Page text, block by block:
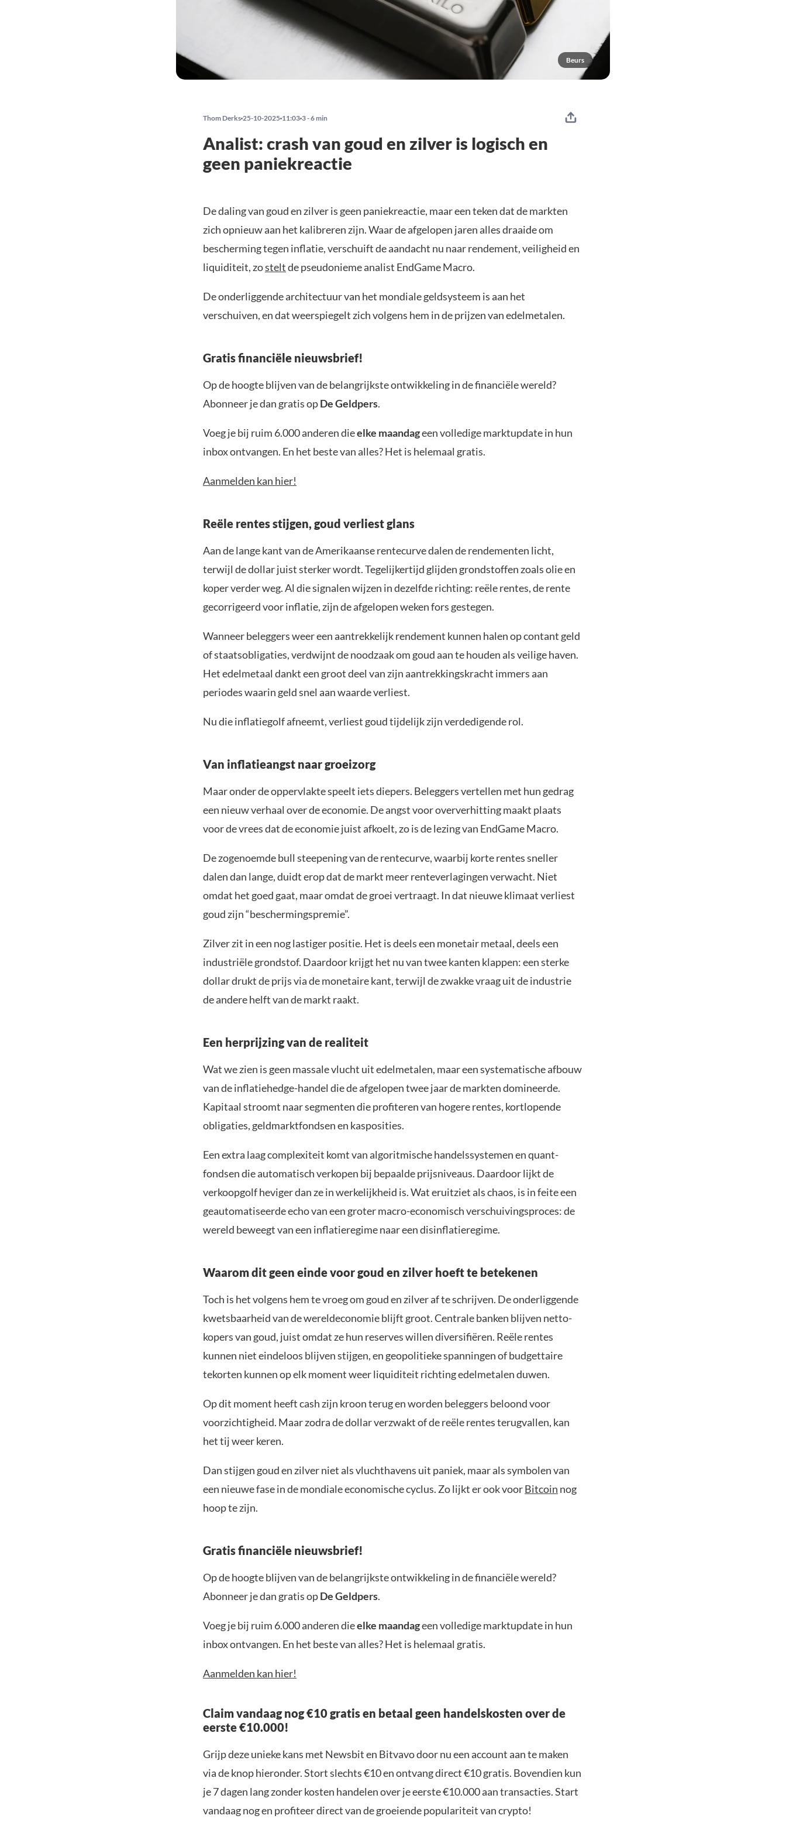
Beurs
Thom Derks 25-10-2025 11:03 3 - 6 min
Analist: crash van goud en zilver is logisch en
geen paniekreactie
De daling van goud en zilver is geen paniekreactie, maar een teken dat de markten
zich opnieuw aan het kalibreren zijn. Waar de afgelopen jaren alles draaide om
bescherming tegen inflatie, verschuift de aandacht nu naar rendement, veiligheid en
liquiditeit, zosteltde pseudonieme analist EndGame Macro.
De onderliggende architectuur van het mondiale geldsysteem is aan het
verschuiven, en dat weerspiegelt zich volgens hem in de prijzen van edelmetalen.
Gratis financiële nieuwsbrief!
Op de hoogte blijven van de belangrijkste ontwikkeling in de financiële wereld?
Abonneer je dan gratis opDe Geldpers.
Voeg je bij ruim 6.000 anderen dieelke maandageen volledige marktupdate in hun
inbox ontvangen. En het beste van alles? Het is helemaal gratis.
Aanmelden kan hier!
Reële rentes stijgen, goud verliest glans
Aan de lange kant van de Amerikaanse rentecurve dalen de rendementen licht,
terwijl de dollar juist sterker wordt. Tegelijkertijd glijden grondstoffen zoals olie en
koper verder weg. Al die signalen wijzen in dezelfde richting: reële rentes, de rente
gecorrigeerd voor inflatie, zijn de afgelopen weken fors gestegen.
Wanneer beleggers weer een aantrekkelijk rendement kunnen halen op contant geld
of staatsobligaties, verdwijnt de noodzaak om goud aan te houden als veilige haven.
Het edelmetaal dankt een groot deel van zijn aantrekkingskracht immers aan
periodes waarin geld snel aan waarde verliest.
Nu die inflatiegolf afneemt, verliest goud tijdelijk zijn verdedigende rol.
Van inflatieangst naar groeizorg
Maar onder de oppervlakte speelt iets diepers. Beleggers vertellen met hun gedrag
een nieuw verhaal over de economie. De angst voor oververhitting maakt plaats
voor de vrees dat de economie juist afkoelt, zo is de lezing van EndGame Macro.
De zogenoemde bull steepening van de rentecurve, waarbij korte rentes sneller
dalen dan lange, duidt erop dat de markt meer renteverlagingen verwacht. Niet
omdat het goed gaat, maar omdat de groei vertraagt. In dat nieuwe klimaat verliest
goud zijn “beschermingspremie”.
Zilver zit in een nog lastiger positie. Het is deels een monetair metaal, deels een
industriële grondstof. Daardoor krijgt het nu van twee kanten klappen: een sterke
dollar drukt de prijs via de monetaire kant, terwijl de zwakke vraag uit de industrie
de andere helft van de markt raakt.
Een herprijzing van de realiteit
Wat we zien is geen massale vlucht uit edelmetalen, maar een systematische afbouw
van de inflatiehedge-handel die de afgelopen twee jaar de markten domineerde.
Kapitaal stroomt naar segmenten die profiteren van hogere rentes, kortlopende
obligaties, geldmarktfondsen en kasposities.
Een extra laag complexiteit komt van algoritmische handelssystemen en quant-
fondsen die automatisch verkopen bij bepaalde prijsniveaus. Daardoor lijkt de
verkoopgolf heviger dan ze in werkelijkheid is. Wat eruitziet als chaos, is in feite een
geautomatiseerde echo van een groter macro-economisch verschuivingsproces: de
wereld beweegt van een inflatieregime naar een disinflatieregime.
Waarom dit geen einde voor goud en zilver hoeft te betekenen
Toch is het volgens hem te vroeg om goud en zilver af te schrijven. De onderliggende
kwetsbaarheid van de wereldeconomie blijft groot. Centrale banken blijven netto-
kopers van goud, juist omdat ze hun reserves willen diversifiëren. Reële rentes
kunnen niet eindeloos blijven stijgen, en geopolitieke spanningen of budgettaire
tekorten kunnen op elk moment weer liquiditeit richting edelmetalen duwen.
Op dit moment heeft cash zijn kroon terug en worden beleggers beloond voor
voorzichtigheid. Maar zodra de dollar verzwakt of de reële rentes terugvallen, kan
het tij weer keren.
Dan stijgen goud en zilver niet als vluchthavens uit paniek, maar als symbolen van
een nieuwe fase in de mondiale economische cyclus. Zo lijkt er ook voorBitcoin nog
hoop te zijn.
Gratis financiële nieuwsbrief!
Op de hoogte blijven van de belangrijkste ontwikkeling in de financiële wereld?
Abonneer je dan gratis opDe Geldpers.
Voeg je bij ruim 6.000 anderen dieelke maandageen volledige marktupdate in hun
inbox ontvangen. En het beste van alles? Het is helemaal gratis.
Aanmelden kan hier!
Claim vandaag nog €10 gratis en betaal geen handelskosten over de
eerste €10.000!
Grijp deze unieke kans met Newsbit en Bitvavo door nu een account aan te maken
via de knop hieronder. Stort slechts €10 en ontvang direct €10 gratis. Bovendien kun
je 7 dagen lang zonder kosten handelen over je eerste €10.000 aan transacties. Start
vandaag nog en profiteer direct van de groeiende populariteit van crypto!